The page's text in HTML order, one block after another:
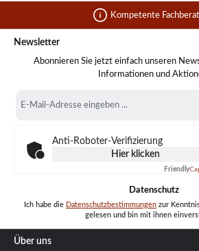
Kompetente
Newsletter
Abonnieren Sie jetzt einfach unseren
Informationen und
Mail-
Anti-Roboter-Verifizierung
Hier klicken
Friendly
Datenschutz
Ich habe die Datenschutzbestimmungen zur
gelesen und bin mit ihnen
Über uns